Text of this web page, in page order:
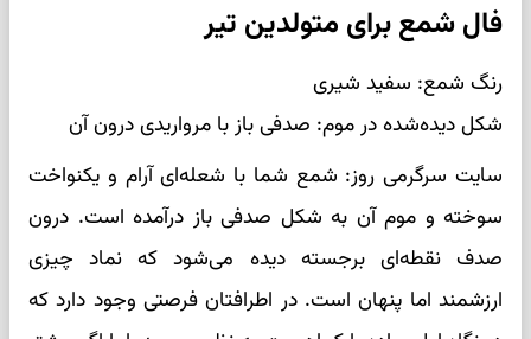
فال شمع برای متولدین تیر
رنگ شمع: سفید شیری
شکل دیده‌شده در موم: صدفی باز با مرواریدی درون آن
سایت سرگرمی روز: شمع شما با شعله‌ای آرام و یکنواخت
سوخته و موم آن به شکل صدفی باز درآمده است. درون
صدف نقطه‌ای برجسته دیده می‌شود که نماد چیزی
ارزشمند اما پنهان است. در اطرافتان فرصتی وجود دارد که